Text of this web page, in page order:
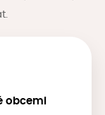
obcemi